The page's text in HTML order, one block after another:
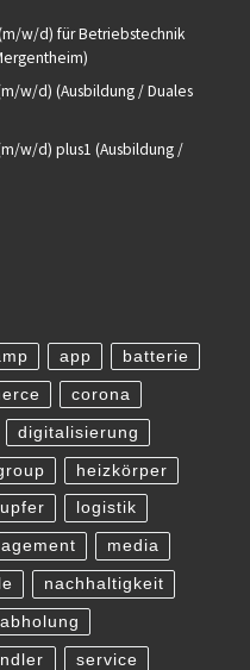
w/d) für Betriebstechnik
w/d) (Ausbildung / Duales
w/d) plus1 (Ausbildung /
app batterie
corona
digitalisierung
heizkörper
logistik
media
nachhaltigkeit
service